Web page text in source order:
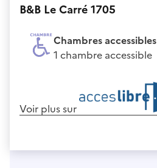
B&B Le Carré 1705
Chambres accessibles
1 chambre accessible
Voir plus sur